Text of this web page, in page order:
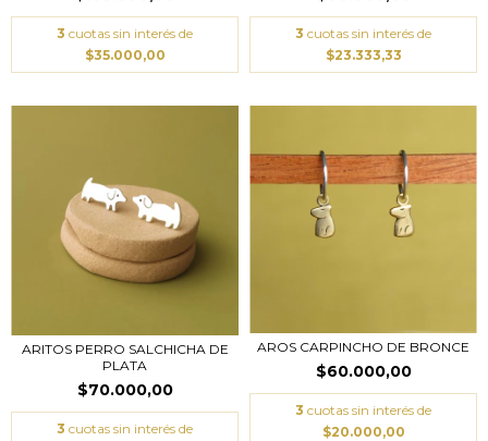
3 cuotas sin interés de
$35.000,00
3 cuotas sin interés de
$23.333,33
ARITOS PERRO SALCHICHA DE
PLATA
$70.000,00
3 cuotas sin interés de
AROS CARPINCHO DE BRONCE
$60.000,00
3 cuotas sin interés de
$20.000,00